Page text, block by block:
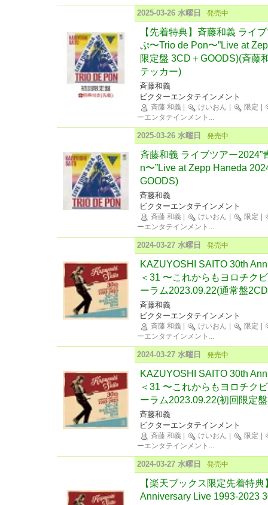
2025-03-26 水曜日 発売中
【先着特典】斉藤和義 ライ
ぷ〜Trio de Pon〜”Live at
限定盤 3CD＋GOODS)(斉藤
テッカー)
斉藤和義
ビクターエンタテインメント
斉藤 和義 けいおん 限定
ーエンタテインメント ...
2025-03-26 水曜日 発売中
斉藤和義 ライブツアー2024”
n〜”Live at Zepp Haneda
GOODS)
斉藤和義
ビクターエンタテインメント
斉藤 和義 けいおん 限定
ーエンタテインメント ...
2024-03-27 水曜日 発売中
KAZUYOSHI SAITO 30th
＜31 〜これからもヨロチク
ーラム2023.09.22(通常盤
斉藤和義
ビクターエンタテインメント
斉藤 和義 けいおん 限定
ーエンタテインメント ...
2024-03-27 水曜日 発売中
KAZUYOSHI SAITO 30th
＜31 〜これからもヨロチク
ーラム2023.09.22(初回限定
斉藤和義
ビクターエンタテインメント
斉藤 和義 けいおん 限定
ーエンタテインメント ...
2024-03-27 水曜日 発売中
【楽天ブックス限定先着特
Anniversary Live 1993-2023